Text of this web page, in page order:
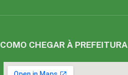
COMO CHEGAR À PREFEITURA